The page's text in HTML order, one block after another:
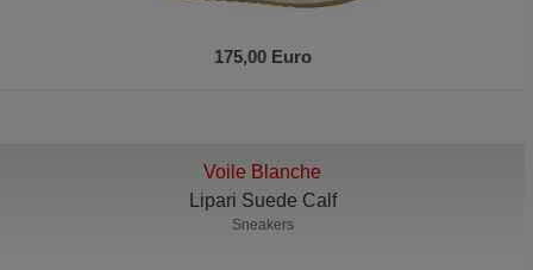
175,00 Euro
Voile Blanche
Lipari Suede Calf
Sneakers